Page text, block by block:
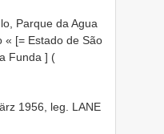
Parque da Agua
« [= Estado de São
Funda ] (
1956, leg. LANE